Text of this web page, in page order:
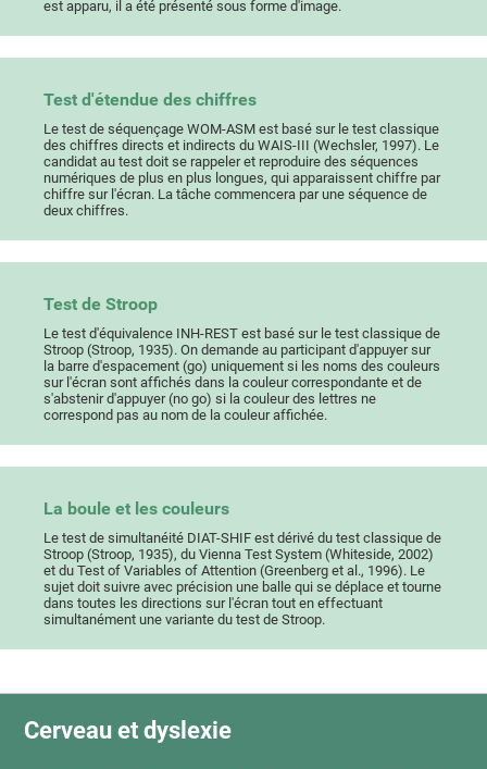
est apparu, il a été présenté sous forme d'image.
Test d'étendue des chiffres
Le test de séquençage WOM-ASM est basé sur le test classique
des chiffres directs et indirects du WAIS-III (Wechsler, 1997). Le
candidat au test doit se rappeler et reproduire des séquences
numériques de plus en plus longues, qui apparaissent chiffre par
chiffre sur l'écran. La tâche commencera par une séquence de
deux chiffres.
Test de Stroop
Le test d'équivalence INH-REST est basé sur le test classique de
Stroop (Stroop, 1935). On demande au participant d'appuyer sur
la barre d'espacement (go) uniquement si les noms des couleurs
sur l'écran sont affichés dans la couleur correspondante et de
s'abstenir d'appuyer (no go) si la couleur des lettres ne
correspond pas au nom de la couleur affichée.
La boule et les couleurs
Le test de simultanéité DIAT-SHIF est dérivé du test classique de
Stroop (Stroop, 1935), du Vienna Test System (Whiteside, 2002)
et du Test of Variables of Attention (Greenberg et al., 1996). Le
sujet doit suivre avec précision une balle qui se déplace et tourne
dans toutes les directions sur l'écran tout en effectuant
simultanément une variante du test de Stroop.
Cerveau et dyslexie